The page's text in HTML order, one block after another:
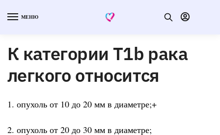
МЕНЮ
К категории Т1b рака
легкого относится
1. опухоль от 10 до 20 мм в диаметре;+
2. опухоль от 20 до 30 мм в диаметре;